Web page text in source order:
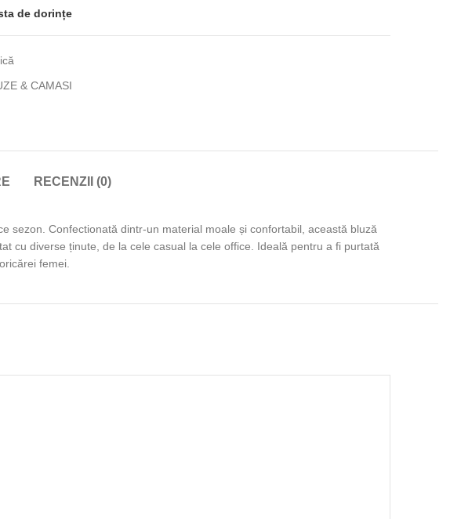
de dorințe
& CAMASI
RECENZII (0)
sezon. Confectionată dintr-un material moale și confortabil, această bluză
cu diverse ținute, de la cele casual la cele office. Ideală pentru a fi purtată
femei.